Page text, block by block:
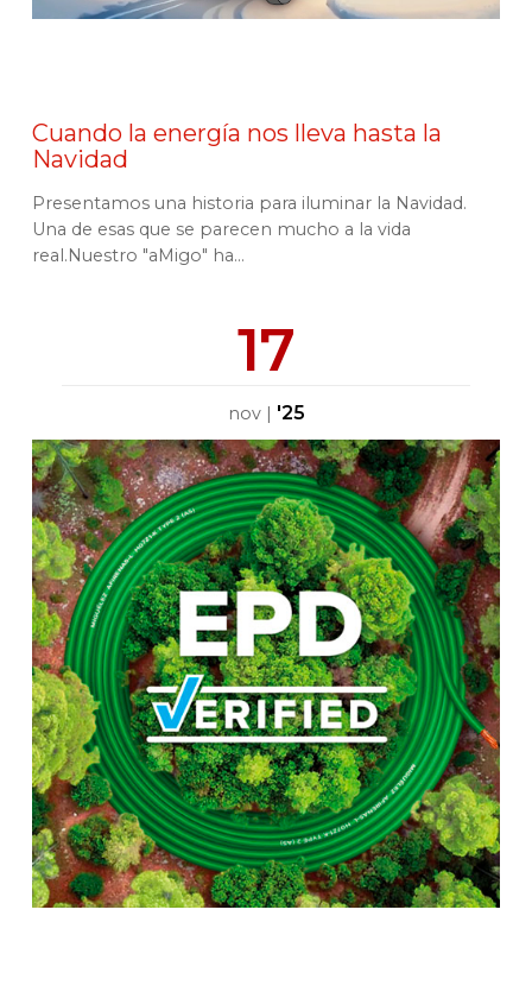
Cuando la energía nos lleva hasta la
Navidad
Presentamos una historia para iluminar la Navidad.
Una de esas que se parecen mucho a la vida
real.Nuestro "aMigo" ha...
17
nov| '25